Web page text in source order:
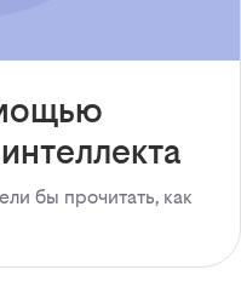
бы прочитать, как